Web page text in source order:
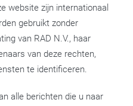
website zijn internationaal
gebruikt zonder
van RAD N.V., haar
van deze rechten,
te identificeren.
alle berichten die u naar